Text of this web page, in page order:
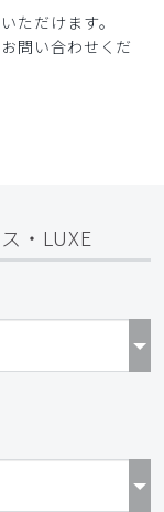
ップス・LUXE/
追加して結局上
ありません。
ただけます。
問い合わせくだ
・LUXE